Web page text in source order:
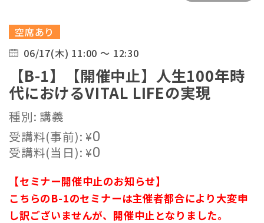
空席あり
06/17(木) 11:00 ～ 12:30
【B-1】【開催中止】人生100年時
代におけるVITAL LIFEの実現
種別: 講義
受講料(事前):¥0
受講料(当日):¥0
【セミナー開催中止のお知らせ】
こちらのB-1のセミナーは主催者都合により大変申
し訳ございませんが、開催中止となりました。